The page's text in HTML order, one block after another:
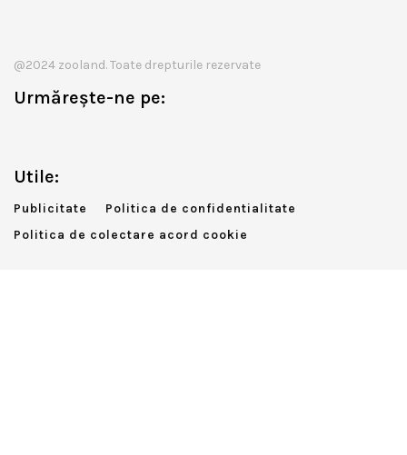
@2024 zooland. Toate drepturile rezervate
Urmărește-ne pe:
Utile:
Publicitate
Politica de confidentialitate
Politica de colectare acord cookie